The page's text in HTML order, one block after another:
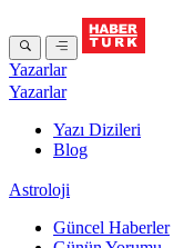
Yazarlar
Yazarlar
Yazı Dizileri
Blog
Astroloji
Güncel Haberler